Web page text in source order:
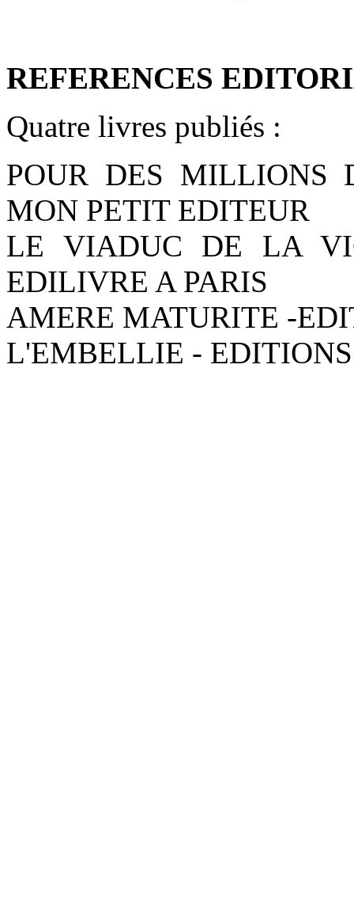
REFERENCES
Quatre livres publiés :
POUR DES MILLIONS
MON PETIT EDITEUR
LE VIADUC DE LA
EDILIVRE A PARIS
AMERE MATURITE -
L'EMBELLIE -